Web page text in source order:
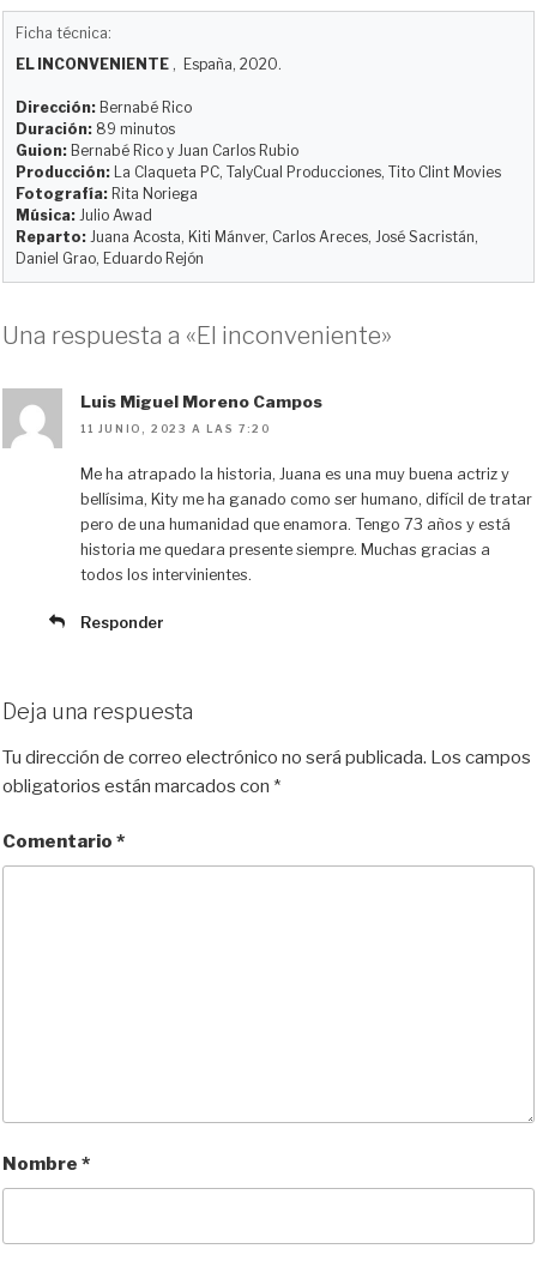
u
s
k
y
o
d
o
n
b
o
o
k
t
l
a
i
r
Ficha técnica:
EL INCONVENIENTE , España, 2020.
Dirección: Bernabé Rico
Duración: 89 minutos
Guion: Bernabé Rico y Juan Carlos Rubio
Producción: La Claqueta PC, TalyCual Producciones, Tito Clint Movies
Fotografía: Rita Noriega
Música: Julio Awad
Reparto: Juana Acosta, Kiti Mánver, Carlos Areces, José Sacristán,
Daniel Grao, Eduardo Rejón
Una respuesta a «El inconveniente»
Luis Miguel Moreno Campos
11 JUNIO, 2023 A LAS 7:20
Me ha atrapado la historia, Juana es una muy buena actriz y
bellísima, Kity me ha ganado como ser humano, difícil de tratar
pero de una humanidad que enamora. Tengo 73 años y está
historia me quedara presente siempre. Muchas gracias a
todos los intervinientes.
Responder
Deja una respuesta
Tu dirección de correo electrónico no será publicada. Los campos
obligatorios están marcados con *
Comentario *
Nombre *